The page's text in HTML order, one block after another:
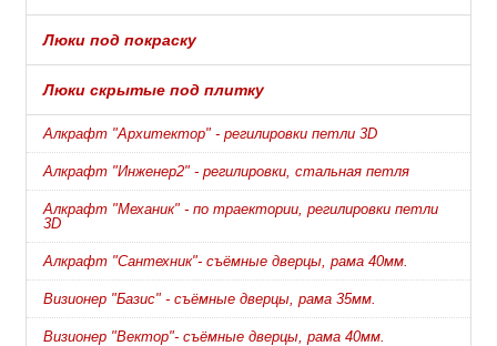
Люки под покраску
Люки скрытые под плитку
Алкрафт "Архитектор" - регилировки петли 3D
Алкрафт "Инженер2" - регилировки, стальная петля
Алкрафт "Механик" - по траектории, регилировки петли
3D
Алкрафт "Сантехник"- съёмные дверцы, рама 40мм.
Визионер "Базис" - съёмные дверцы, рама 35мм.
Визионер "Вектор"- съёмные дверцы, рама 40мм.